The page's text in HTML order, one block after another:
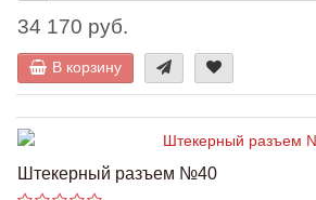
34 170 руб.
В корзину
Штекерный разъем №40